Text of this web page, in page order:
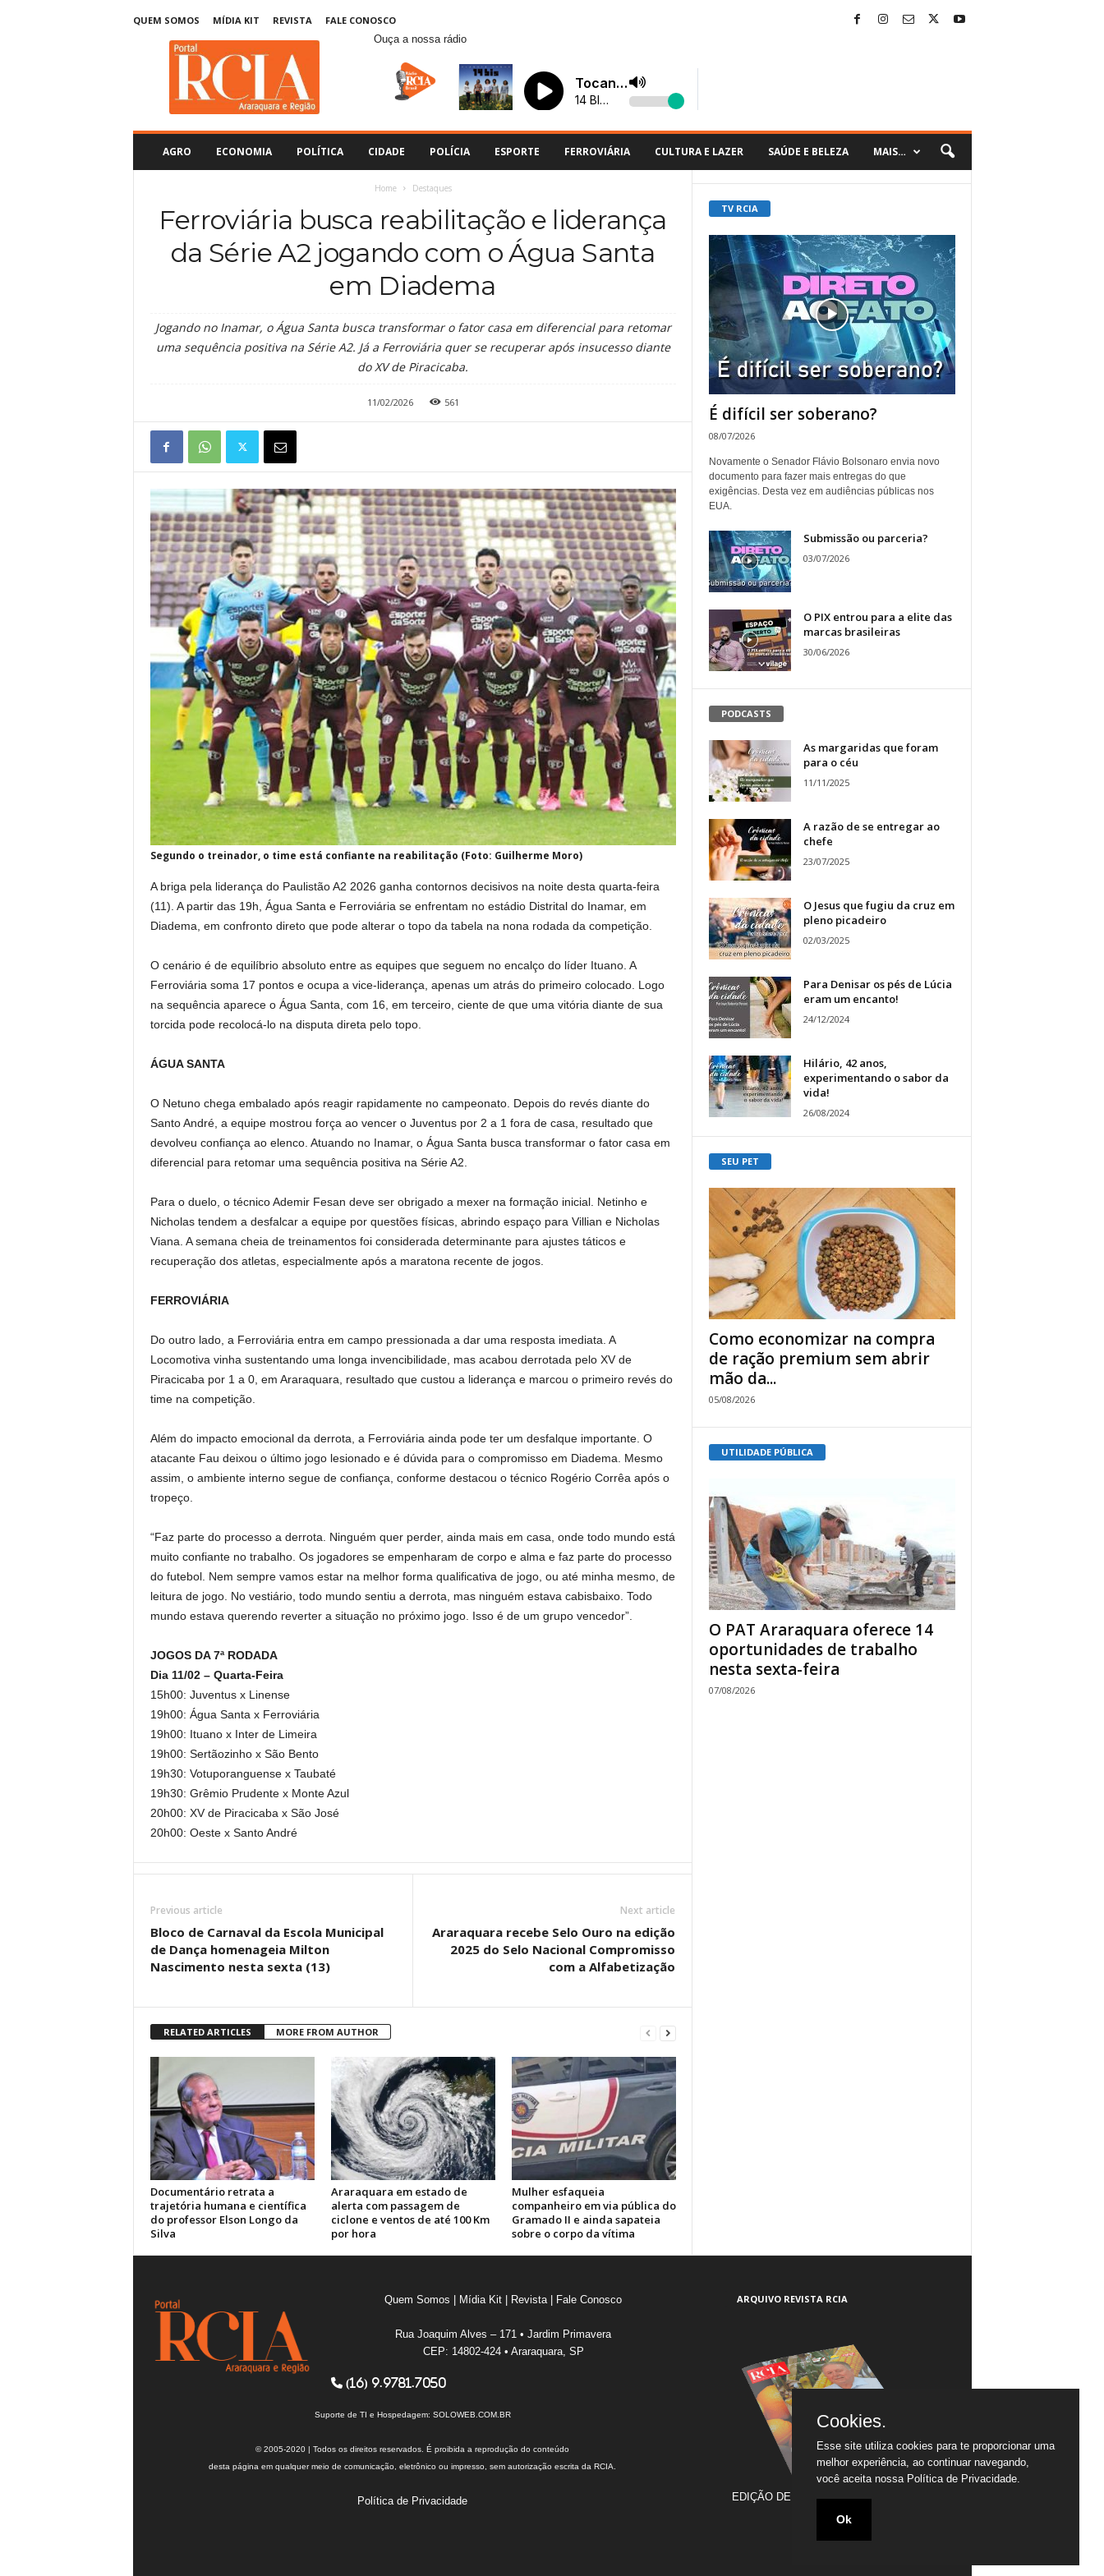
QUEM SOMOS MÍDIA KIT REVISTA
FALE CONOSCO
Ouça a nossa rádio
AGRO ECONOMIA POLÍTICA CIDADE POLÍCIA ESPORTE FERROVIÁRIA CULTURA E LAZER SAÚDE E BELEZA MAIS…
Home Destaques
Ferroviária busca reabilitação e liderança
da Série A2 jogando com o Água Santa
em Diadema
Jogando no Inamar, o Água Santa busca transformar o fator casa em diferencial para retomar
uma sequência positiva na Série A2. Já a Ferroviária quer se recuperar após insucesso diante
do XV de Piracicaba.
11/02/2026 561
Segundo o treinador, o time está confiante na reabilitação (Foto: Guilherme Moro)
A briga pela liderança do Paulistão A2 2026 ganha contornos decisivos na noite desta quarta-feira
(11). A partir das 19h, Água Santa e Ferroviária se enfrentam no estádio Distrital do Inamar, em
Diadema, em confronto direto que pode alterar o topo da tabela na nona rodada da competição.
O cenário é de equilíbrio absoluto entre as equipes que seguem no encalço do líder Ituano. A
Ferroviária soma 17 pontos e ocupa a vice-liderança, apenas um atrás do primeiro colocado. Logo
na sequência aparece o Água Santa, com 16, em terceiro, ciente de que uma vitória diante de sua
torcida pode recolocá-lo na disputa direta pelo topo.
ÁGUA SANTA
O Netuno chega embalado após reagir rapidamente no campeonato. Depois do revés diante do
Santo André, a equipe mostrou força ao vencer o Juventus por 2 a 1 fora de casa, resultado que
devolveu confiança ao elenco. Atuando no Inamar, o Água Santa busca transformar o fator casa em
diferencial para retomar uma sequência positiva na Série A2.
Para o duelo, o técnico Ademir Fesan deve ser obrigado a mexer na formação inicial. Netinho e
Nicholas tendem a desfalcar a equipe por questões físicas, abrindo espaço para Villian e Nicholas
Viana. A semana cheia de treinamentos foi considerada determinante para ajustes táticos e
recuperação dos atletas, especialmente após a maratona recente de jogos.
FERROVIÁRIA
Do outro lado, a Ferroviária entra em campo pressionada a dar uma resposta imediata. A
Locomotiva vinha sustentando uma longa invencibilidade, mas acabou derrotada pelo XV de
Piracicaba por 1 a 0, em Araraquara, resultado que custou a liderança e marcou o primeiro revés do
time na competição.
Além do impacto emocional da derrota, a Ferroviária ainda pode ter um desfalque importante. O
atacante Fau deixou o último jogo lesionado e é dúvida para o compromisso em Diadema. Mesmo
assim, o ambiente interno segue de confiança, conforme destacou o técnico Rogério Corrêa após o
tropeço.
“Faz parte do processo a derrota. Ninguém quer perder, ainda mais em casa, onde todo mundo está
muito confiante no trabalho. Os jogadores se empenharam de corpo e alma e faz parte do processo
do futebol. Nem sempre vamos estar na melhor forma qualificativa de jogo, ou até minha mesmo, de
leitura de jogo. No vestiário, todo mundo sentiu a derrota, mas ninguém estava cabisbaixo. Todo
mundo estava querendo reverter a situação no próximo jogo. Isso é de um grupo vencedor”.
JOGOS DA 7ª RODADA
Dia 11/02 – Quarta-Feira
15h00: Juventus x Linense
19h00: Água Santa x Ferroviária
19h00: Ituano x Inter de Limeira
19h00: Sertãozinho x São Bento
19h30: Votuporanguense x Taubaté
19h30: Grêmio Prudente x Monte Azul
20h00: XV de Piracicaba x São José
20h00: Oeste x Santo André
Previous article
Bloco de Carnaval da Escola Municipal
de Dança homenageia Milton
Nascimento nesta sexta (13)
Next article
Araraquara recebe Selo Ouro na edição
2025 do Selo Nacional Compromisso
com a Alfabetização
RELATED ARTICLES MORE FROM AUTHOR
Documentário retrata a
trajetória humana e científica
do professor Elson Longo da
Silva
Araraquara em estado de
alerta com passagem de
ciclone e ventos de até 100 Km
por hora
Mulher esfaqueia
companheiro em via pública do
Gramado II e ainda sapateia
sobre o corpo da vítima
TV RCIA
É difícil ser soberano?
08/07/2026
Novamente o Senador Flávio Bolsonaro envia novo
documento para fazer mais entregas do que
exigências. Desta vez em audiências públicas nos
EUA.
Submissão ou parceria?
03/07/2026
O PIX entrou para a elite das
marcas brasileiras
30/06/2026
PODCASTS
As margaridas que foram
para o céu
11/11/2025
A razão de se entregar ao
chefe
23/07/2025
O Jesus que fugiu da cruz em
pleno picadeiro
02/03/2025
Para Denisar os pés de Lúcia
eram um encanto!
24/12/2024
Hilário, 42 anos,
experimentando o sabor da
vida!
26/08/2024
SEU PET
Como economizar na compra
de ração premium sem abrir
mão da...
05/08/2026
UTILIDADE PÚBLICA
O PAT Araraquara oferece 14
oportunidades de trabalho
nesta sexta-feira
07/08/2026
Quem Somos Mídia Kit Revista| Fale Conosco
Rua Joaquim Alves – 171 • Jardim Primavera
CEP: 14802-424 • Araraquara, SP
(16) 9.9781.7050
Suporte de TI e Hospedagem: SOLOWEB.COM.BR
© 2005-2020 | Todos os direitos reservados. É proibida a reprodução do conteúdo
desta página em qualquer meio de comunicação, eletrônico ou impresso, sem autorização escrita da RCIA.
Política de Privacidade
ARQUIVO REVISTA RCIA
EDIÇÃO DE JULHO/2005 A JULHO/2020
Cookies.
Esse site utiliza cookies para te proporcionar uma
melhor experiência, ao continuar navegando,
você aceita nossa Política de Privacidade.
Ok